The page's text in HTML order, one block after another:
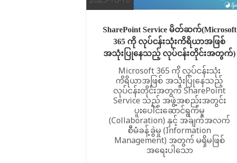
SharePoint Service မိတ်ဆက်(Microsoft
365 ကို လုပ်ငန်းသုံးကိရိယာအဖြစ်
အသုံးပြုနေသည့် လုပ်ငန်းတိုင်းအတွက်)
Microsoft 365 ကို လုပ်ငန်းသုံး
ကိရိယာအဖြစ် အသုံးပြုနေသည့်
လုပ်ငန်းတိုင်းအတွက် SharePoint
Service သည် အဖွဲ့အစည်းအတွင်း
ပူးပေါင်းဆောင်ရွက်မှု
(Collaboration) နှင့် အချက်အလက်
စီမံခန့်ခွဲမှု (Information
Management) အတွက် မရှိမဖြစ်
အရေးပါသော